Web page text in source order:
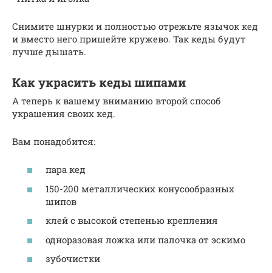
Снимите шнурки и полностью отрежьте язычок кед
и вместо него пришейте кружево. Так кеды будут
лучше дышать.
Как украсить кеды шипами
А теперь к вашему вниманию второй способ
украшения своих кед.
Вам понадобится:
пара кед
150-200 металлических конусообразных
шипов
клей с высокой степенью крепления
одноразовая ложка или палочка от эскимо
зубочистки